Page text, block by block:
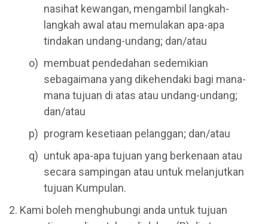
nasihat kewangan, mengambil langkah-
langkah awal atau memulakan apa-apa
tindakan undang-undang; dan/atau
membuat pendedahan sedemikian
sebagaimana yang dikehendaki bagi mana-
mana tujuan di atas atau undang-undang;
dan/atau
program kesetiaan pelanggan; dan/atau
untuk apa-apa tujuan yang berkenaan atau
secara sampingan atau untuk melanjutkan
tujuan Kumpulan.
Kami boleh menghubungi anda untuk tujuan